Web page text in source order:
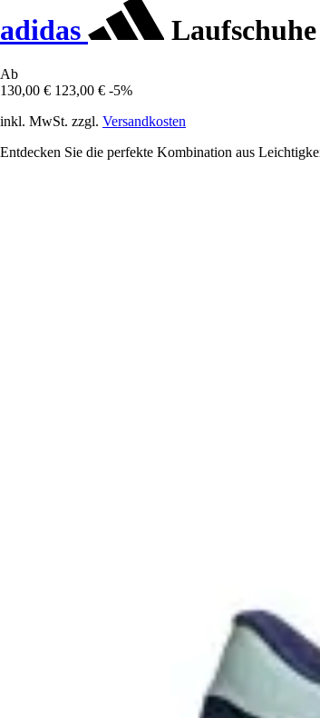
adidas
Ab
130,00 € 123,00 € -5%
inkl. MwSt. zzgl. Versandkosten
Entdecken Sie die perfekte Kombination aus